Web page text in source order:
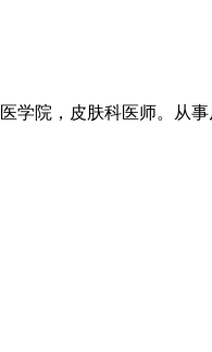
学院，皮肤科医师。从事